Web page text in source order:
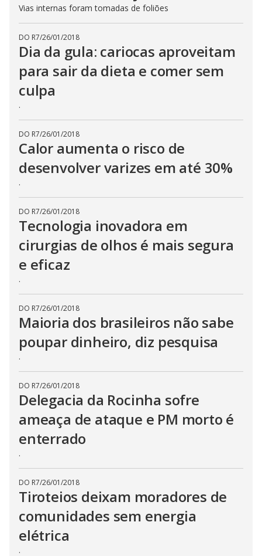
Vias internas foram tomadas de foliões
DO R7/26/01/2018
Dia da gula: cariocas aproveitam
para sair da dieta e comer sem
culpa
.
DO R7/26/01/2018
Calor aumenta o risco de
desenvolver varizes em até 30%
.
DO R7/26/01/2018
Tecnologia inovadora em
cirurgias de olhos é mais segura
e eficaz
.
DO R7/26/01/2018
Maioria dos brasileiros não sabe
poupar dinheiro, diz pesquisa
.
DO R7/26/01/2018
Delegacia da Rocinha sofre
ameaça de ataque e PM morto é
enterrado
.
DO R7/26/01/2018
Tiroteios deixam moradores de
comunidades sem energia
elétrica
.